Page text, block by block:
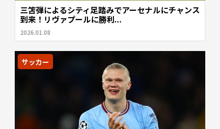
三笘弾によるシティ足踏みでアーセナルにチャンス
到来！リヴァプールに勝利...
2026.01.08
サッカー